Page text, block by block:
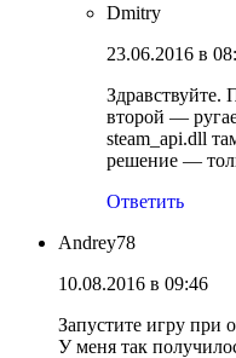
Dmitry
23.06.2016 в
Здравствуйте.
второй —
steam_api.dll
решение —
Ответить
Andrey78
10.08.2016 в 09:46
Запустите игру при
У меня так